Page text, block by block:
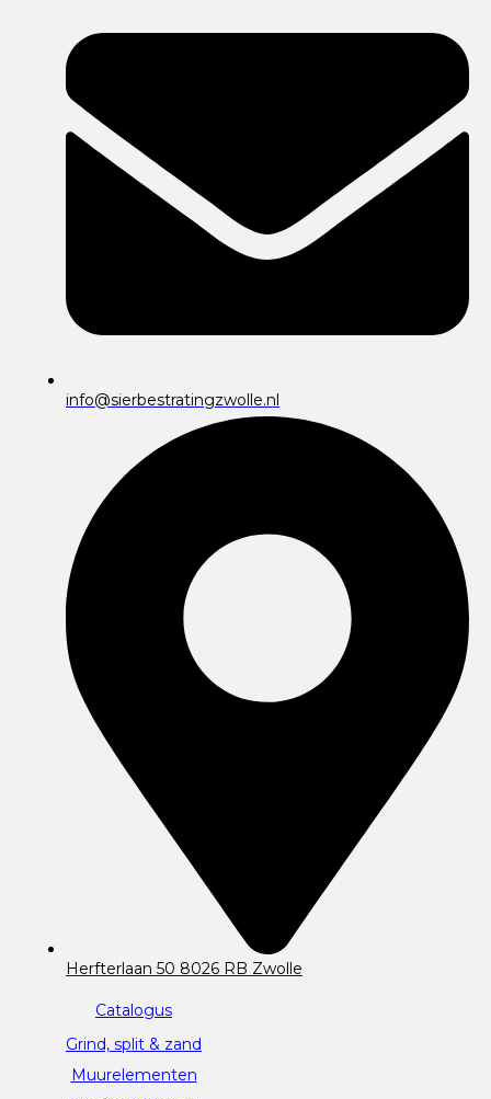
info@sierbestratingzwolle.nl
Herfterlaan 50 8026 RB Zwolle
Catalogus
Grind, split & zand
Muurelementen